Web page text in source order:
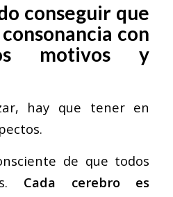
conseguir que
con
motivos y
hay que tener en
de que todos
Cada cerebro es